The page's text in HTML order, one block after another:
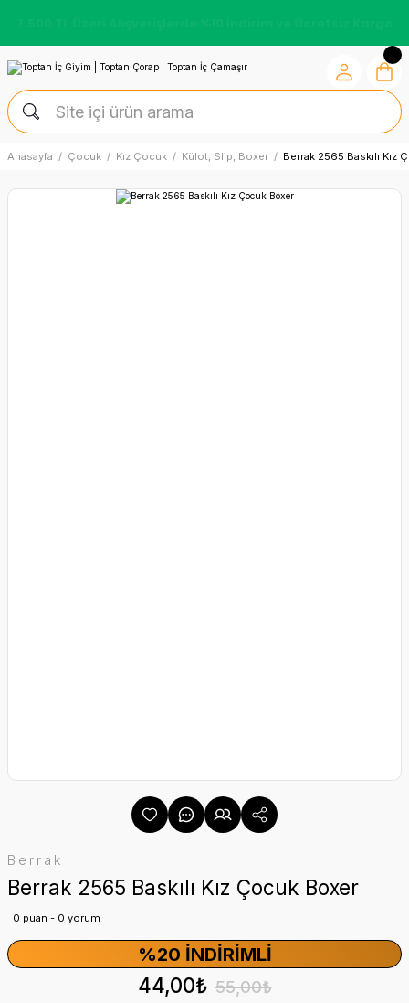
Anasayfa Çocuk Kız Çocuk Külot, Slip, Boxer Berrak 2565 Baskılı Kız
Berrak
Berrak 2565 Baskılı Kız Çocuk Boxer
0 puan - 0 yorum
%20 İNDIRIMLI
44,00₺ 55,00₺